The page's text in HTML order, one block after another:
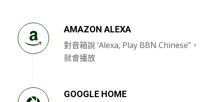
AMAZON ALEXA
對音箱說 ‘Alexa, Play BBN Chinese”，
就會播放
GOOGLE HOME